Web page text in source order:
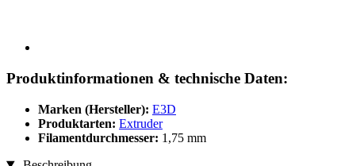
Produktinformationen & technische Daten:
Marken (Hersteller): E3D
Produktarten: Extruder
Filamentdurchmesser: 1,75 mm